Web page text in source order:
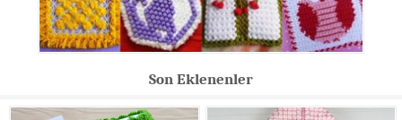
Son Eklenenler